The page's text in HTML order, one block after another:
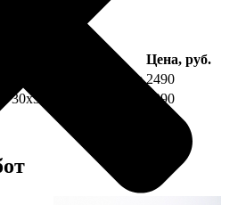
Цена, руб.
30х30 на подрамнике 2490
30х30 в раме
4990